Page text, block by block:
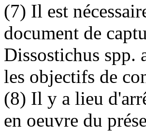
(7) Il est
document de
Dissostichus spp.
les objectifs de
(8) Il y a lieu
en oeuvre du